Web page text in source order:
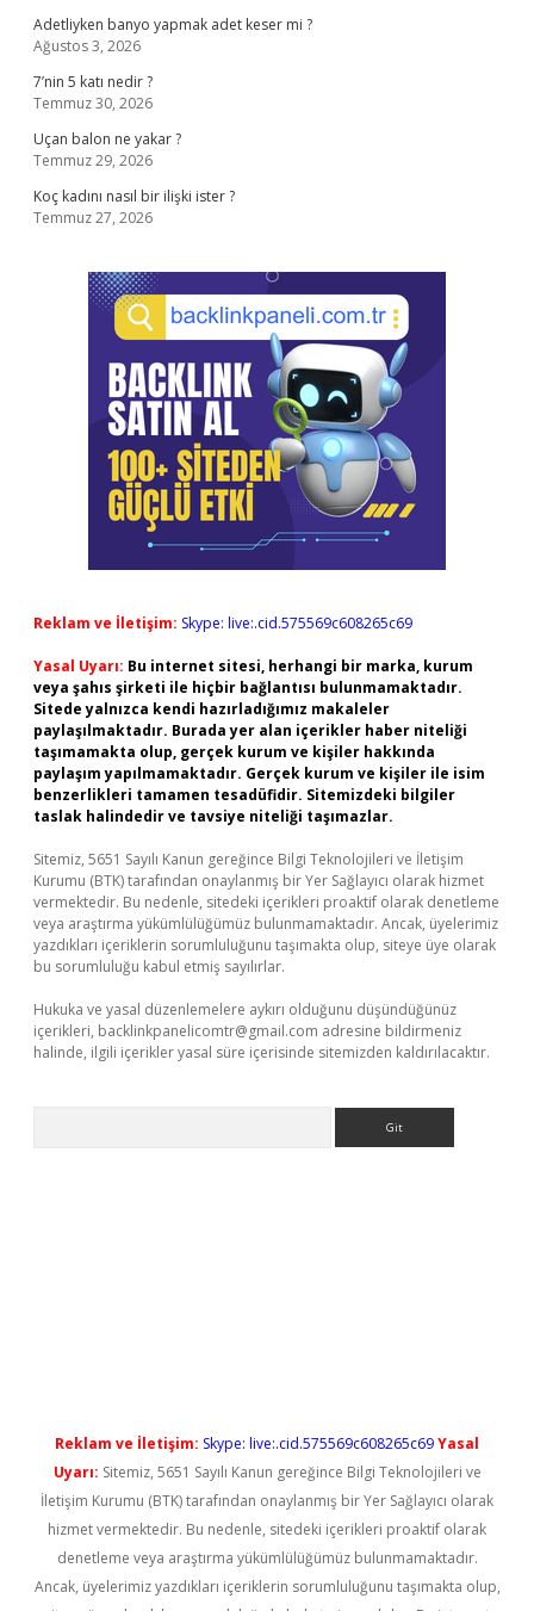
Adetliyken banyo yapmak adet keser mi ?
Ağustos 3, 2026
7’nin 5 katı nedir ?
Temmuz 30, 2026
Uçan balon ne yakar ?
Temmuz 29, 2026
Koç kadını nasıl bir ilişki ister ?
Temmuz 27, 2026
Reklam ve İletişim: Skype: live:.cid.575569c608265c69
Yasal Uyarı: Bu internet sitesi, herhangi bir marka, kurum
veya şahıs şirketi ile hiçbir bağlantısı bulunmamaktadır.
Sitede yalnızca kendi hazırladığımız makaleler
paylaşılmaktadır. Burada yer alan içerikler haber niteliği
taşımamakta olup, gerçek kurum ve kişiler hakkında
paylaşım yapılmamaktadır. Gerçek kurum ve kişiler ile isim
benzerlikleri tamamen tesadüfidir. Sitemizdeki bilgiler
taslak halindedir ve tavsiye niteliği taşımazlar.
Sitemiz, 5651 Sayılı Kanun gereğince Bilgi Teknolojileri ve İletişim
Kurumu (BTK) tarafından onaylanmış bir Yer Sağlayıcı olarak hizmet
vermektedir. Bu nedenle, sitedeki içerikleri proaktif olarak denetleme
veya araştırma yükümlülüğümüz bulunmamaktadır. Ancak, üyelerimiz
yazdıkları içeriklerin sorumluluğunu taşımakta olup, siteye üye olarak
bu sorumluluğu kabul etmiş sayılırlar.
Hukuka ve yasal düzenlemelere aykırı olduğunu düşündüğünüz
içerikleri, backlinkpanelicomtr@gmail.com adresine bildirmeniz
halinde, ilgili içerikler yasal süre içerisinde sitemizden kaldırılacaktır.
Reklam ve İletişim: Skype: live:.cid.575569c608265c69Yasal
Uyarı: Sitemiz, 5651 Sayılı Kanun gereğince Bilgi Teknolojileri ve
İletişim Kurumu (BTK) tarafından onaylanmış bir Yer Sağlayıcı olarak
hizmet vermektedir. Bu nedenle, sitedeki içerikleri proaktif olarak
denetleme veya araştırma yükümlülüğümüz bulunmamaktadır.
Ancak, üyelerimiz yazdıkları içeriklerin sorumluluğunu taşımakta olup,